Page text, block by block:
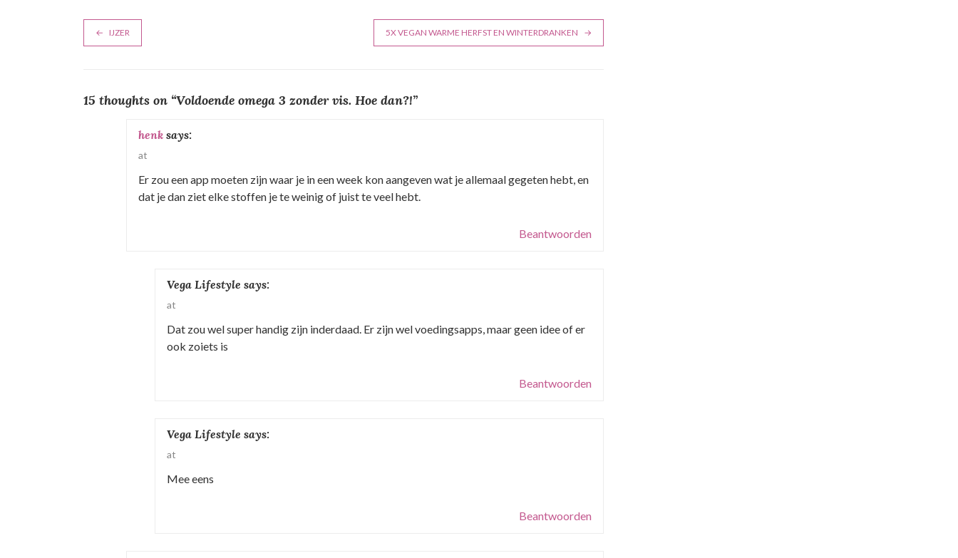
B
i
IJZER 5X VEGAN WARME HERFST EN WINTERDRANKEN
15 thoughts on “Voldoende omega 3 zonder vis. Hoe dan?!”
henk says:
at
Er zou een app moeten zijn waar je in een week kon aangeven wat je allemaal gegeten hebt, en
dat je dan ziet elke stoffen je te weinig of juist te veel hebt.
Beantwoorden
Vega Lifestyle says:
at
Dat zou wel super handig zijn inderdaad. Er zijn wel voedingsapps, maar geen idee of er
ook zoiets is
Beantwoorden
Vega Lifestyle says:
at
Mee eens
Beantwoorden